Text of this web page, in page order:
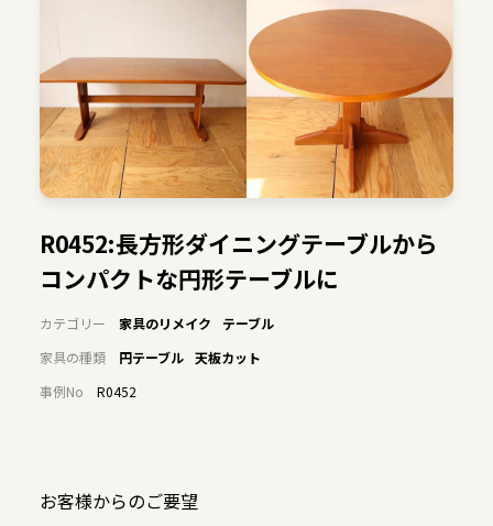
R0452:長方形ダイニングテーブルから
コンパクトな円形テーブルに
カテゴリー 家具のリメイク
テーブル
家具の種類
円テーブル 天板カット
事例No
R0452
お客様からのご要望